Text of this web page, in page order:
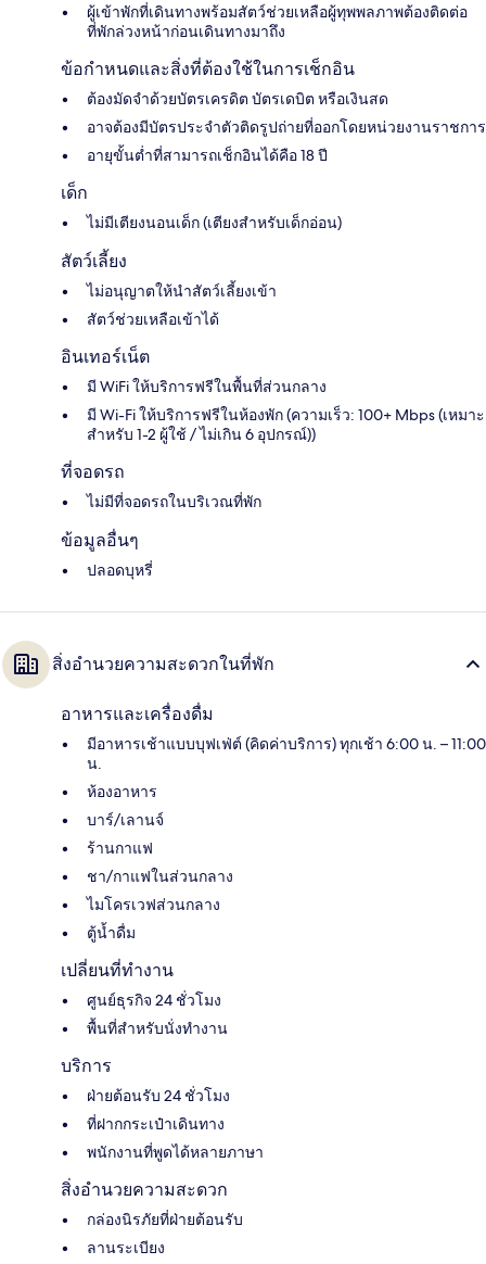
ผู้เข้าพักที่เดินทางพร้อมสัตว์ช่วยเหลือผู้ทุพพลภาพต้องติดต่อ
ที่พักล่วงหน้าก่อนเดินทางมาถึง
ข้อกำหนดและสิ่งที่ต้องใช้ในการเช็กอิน
ต้องมัดจำด้วยบัตรเครดิต บัตรเดบิต หรือเงินสด
อาจต้องมีบัตรประจำตัวติดรูปถ่ายที่ออกโดยหน่วยงานราชการ
อายุขั้นต่ำที่สามารถเช็กอินได้คือ 18 ปี
เด็ก
ไม่มีเตียงนอนเด็ก (เตียงสำหรับเด็กอ่อน)
สัตว์เลี้ยง
ไม่อนุญาตให้นำสัตว์เลี้ยงเข้า
สัตว์ช่วยเหลือเข้าได้
อินเทอร์เน็ต
มี WiFi ให้บริการฟรีในพื้นที่ส่วนกลาง
มี Wi-Fi ให้บริการฟรีในห้องพัก (ความเร็ว: 100+ Mbps (เหมาะ
สำหรับ 1-2 ผู้ใช้ / ไม่เกิน 6 อุปกรณ์))
ที่จอดรถ
ไม่มีที่จอดรถในบริเวณที่พัก
ข้อมูลอื่นๆ
ปลอดบุหรี่
สิ่งอำนวยความสะดวกในที่พัก
อาหารและเครื่องดื่ม
มีอาหารเช้าแบบบุฟเฟ่ต์ (คิดค่าบริการ) ทุกเช้า 6:00 น. – 11:00
น.
ห้องอาหาร
บาร์/เลานจ์
ร้านกาแฟ
ชา/กาแฟในส่วนกลาง
ไมโครเวฟส่วนกลาง
ตู้น้ำดื่ม
เปลี่ยนที่ทำงาน
ศูนย์ธุรกิจ 24 ชั่วโมง
พื้นที่สำหรับนั่งทำงาน
บริการ
ฝ่ายต้อนรับ 24 ชั่วโมง
ที่ฝากกระเป๋าเดินทาง
พนักงานที่พูดได้หลายภาษา
สิ่งอำนวยความสะดวก
กล่องนิรภัยที่ฝ่ายต้อนรับ
ลานระเบียง